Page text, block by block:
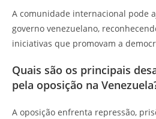
A comunidade internacional pode
governo venezuelano,
iniciativas que promovam a
Quais são os principais
pela oposição na
A oposição enfrenta repressão,